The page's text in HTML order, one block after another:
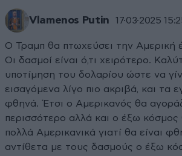
Vlamenos Putin 17·03·2025
Ο Τραμπ θα πτωχεύσει την Αμερική
Οι δασμοί είναι ό,τι χειρότερο.
υποτίμηση του δολαρίου ώστε να
εισαγόμενα λίγο πιο ακριβά, και τα
φθηνά. Έτσι ο Αμερικανός θα
περισσότερο αλλά και ο έξω κόσμος
πολλά Αμερικανικά γιατί θα είναι
αντίθετα με τους δασμούς ο έξω